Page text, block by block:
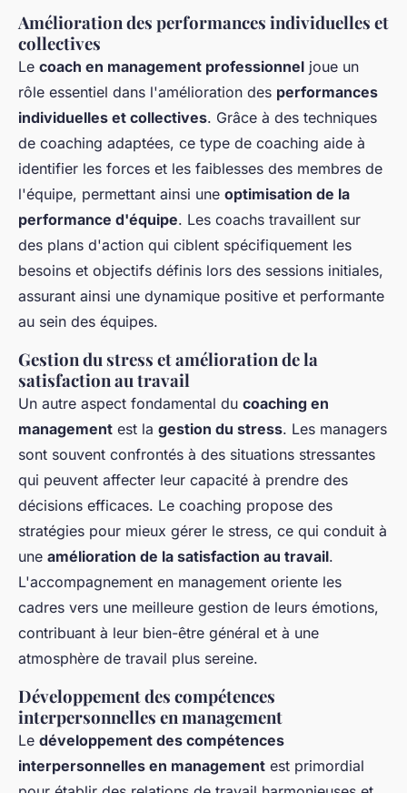
Amélioration des performances individuelles et
collectives
Le coach en management professionnel joue un
rôle essentiel dans l'amélioration des performances
individuelles et collectives. Grâce à des techniques
de coaching adaptées, ce type de coaching aide à
identifier les forces et les faiblesses des membres de
l'équipe, permettant ainsi une optimisation de la
performance d'équipe. Les coachs travaillent sur
des plans d'action qui ciblent spécifiquement les
besoins et objectifs définis lors des sessions initiales,
assurant ainsi une dynamique positive et performante
au sein des équipes.
Gestion du stress et amélioration de la
satisfaction au travail
Un autre aspect fondamental du coaching en
management est la gestion du stress. Les managers
sont souvent confrontés à des situations stressantes
qui peuvent affecter leur capacité à prendre des
décisions efficaces. Le coaching propose des
stratégies pour mieux gérer le stress, ce qui conduit à
une amélioration de la satisfaction au travail.
L'accompagnement en management oriente les
cadres vers une meilleure gestion de leurs émotions,
contribuant à leur bien-être général et à une
atmosphère de travail plus sereine.
Développement des compétences
interpersonnelles en management
Le développement des compétences
interpersonnelles en management est primordial